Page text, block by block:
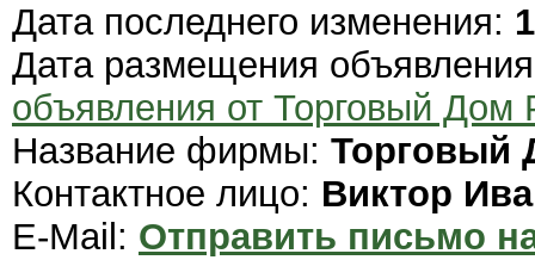
Дата последнего изменения:
Дата размещения
объявления от Торговый
Название фирмы: Торговый
Контактное лицо: Виктор
E-Mail: Отправить письмо